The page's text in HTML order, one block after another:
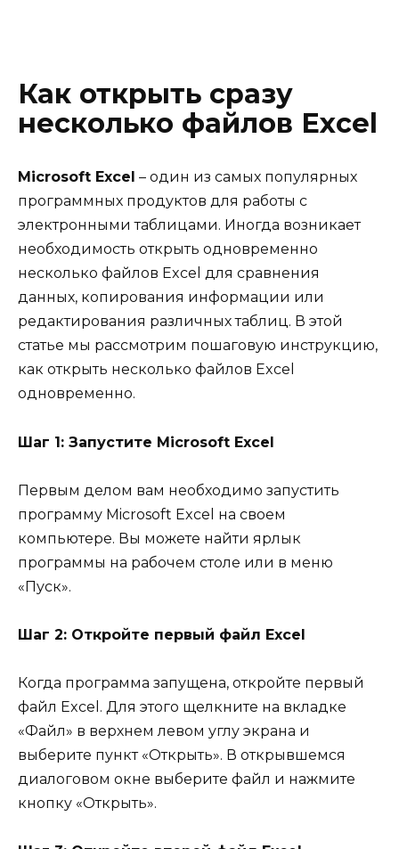
Как открыть сразу
несколько файлов Excel
Microsoft Excel – один из самых популярных
программных продуктов для работы с
электронными таблицами. Иногда возникает
необходимость открыть одновременно
несколько файлов Excel для сравнения
данных, копирования информации или
редактирования различных таблиц. В этой
статье мы рассмотрим пошаговую инструкцию,
как открыть несколько файлов Excel
одновременно.
Шаг 1: Запустите Microsoft Excel
Первым делом вам необходимо запустить
программу Microsoft Excel на своем
компьютере. Вы можете найти ярлык
программы на рабочем столе или в меню
«Пуск».
Шаг 2: Откройте первый файл Excel
Когда программа запущена, откройте первый
файл Excel. Для этого щелкните на вкладке
«Файл» в верхнем левом углу экрана и
выберите пункт «Открыть». В открывшемся
диалоговом окне выберите файл и нажмите
кнопку «Открыть».